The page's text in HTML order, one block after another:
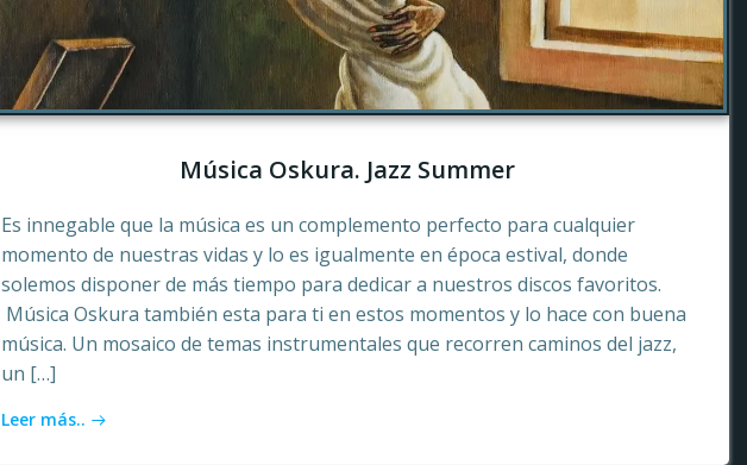
Música Oskura. Jazz Summer
Es innegable que la música es un complemento perfecto para cualquier
momento de nuestras vidas y lo es igualmente en época estival, donde
solemos disponer de más tiempo para dedicar a nuestros discos favoritos.
Música Oskura también esta para ti en estos momentos y lo hace con buena
música. Un mosaico de temas instrumentales que recorren caminos del jazz,
un […]
Leer más..